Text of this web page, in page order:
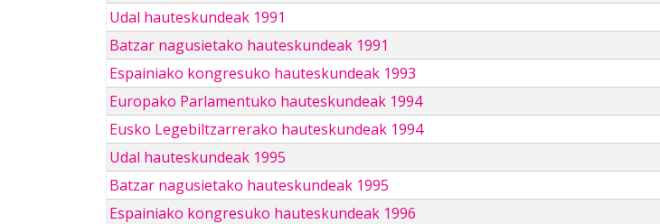
Udal hauteskundeak 1991
Batzar nagusietako hauteskundeak 1991
Espainiako kongresuko hauteskundeak 1993
Europako Parlamentuko hauteskundeak 1994
Eusko Legebiltzarrerako hauteskundeak 1994
Udal hauteskundeak 1995
Batzar nagusietako hauteskundeak 1995
Espainiako kongresuko hauteskundeak 1996